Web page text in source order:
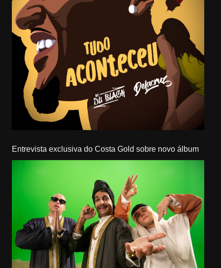
Entrevista exclusiva do Costa Gold sobre novo álbum